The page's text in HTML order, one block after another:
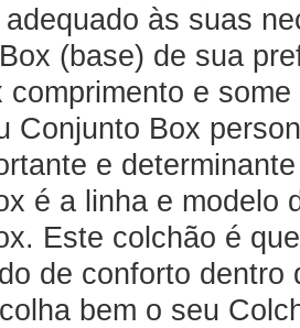
às suas
(base) de sua
comprimento e
Conjunto Box
e
é a linha e modelo
Este colchão é
de conforto
bem o seu